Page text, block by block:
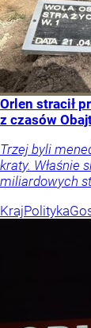
Orlen stracił
z czasów
Trzej byli
kraty. Właśnie
miliardowych
KrajPolityka